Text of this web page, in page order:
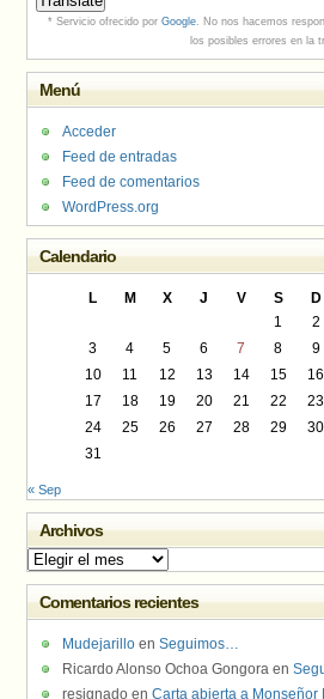
* Servicio ofrecido por Google. No nos hacemos
los posibles errores en la
Menú
Acceder
Feed de entradas
Feed de comentarios
WordPress.org
Calendario
L M X J V S
D
1
2
3
4 5 6 7 8
9
10
11 12 13 14 15
16
17
18 19 20 21 22
23
24
25 26 27 28 29
30
31
« Sep
Archivos
Archivos
Comentarios recientes
Mudejarillo en Seguimos…
Ricardo Alonso Ochoa Gongora en
resignado en Carta abierta a Monseñor